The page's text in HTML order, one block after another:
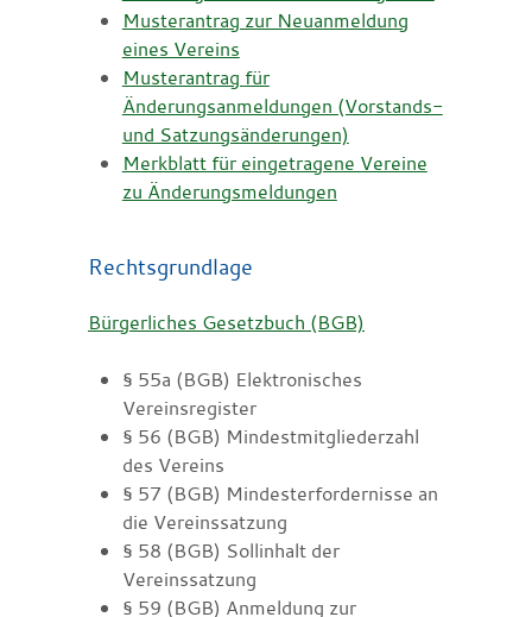
Musterantrag zur Neuanmeldung
eines Vereins
Musterantrag für
Änderungsanmeldungen (Vorstands-
und Satzungsänderungen)
Merkblatt für eingetragene Vereine
zu Änderungsmeldungen
Rechtsgrundlage
Bürgerliches Gesetzbuch (BGB)
§ 55a (BGB) Elektronisches
Vereinsregister
§ 56 (BGB) Mindestmitgliederzahl
des Vereins
§ 57 (BGB) Mindesterfordernisse an
die Vereinssatzung
§ 58 (BGB) Sollinhalt der
Vereinssatzung
§ 59 (BGB) Anmeldung zur